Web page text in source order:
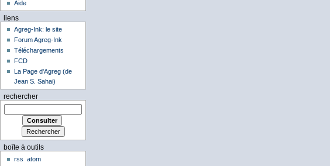
Aide
liens
Agreg-Ink: le site
Forum Agreg-Ink
Téléchargements
FCD
La Page d'Agreg (de
Jean S. Sahai)
rechercher
boîte à outils
rss
atom